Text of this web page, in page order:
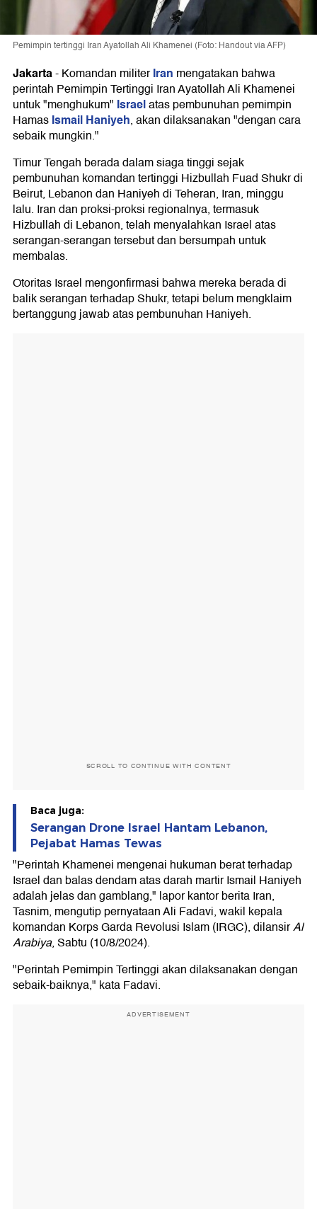
Pemimpin tertinggi Iran Ayatollah Ali Khamenei (Foto: Handout via AFP)
Jakarta-Komandan militerIran mengatakan bahwa
perintah Pemimpin Tertinggi Iran Ayatollah Ali Khamenei
untuk "menghukum" Israelatas pembunuhan pemimpin
HamasIsmail Haniyeh, akan dilaksanakan "dengan cara
sebaik mungkin."
Timur Tengah berada dalam siaga tinggi sejak
pembunuhan komandan tertinggi Hizbullah Fuad Shukr di
Beirut, Lebanon dan Haniyeh di Teheran, Iran, minggu
lalu. Iran dan proksi-proksi regionalnya, termasuk
Hizbullah di Lebanon, telah menyalahkan Israel atas
serangan-serangan tersebut dan bersumpah untuk
membalas.
Otoritas Israel mengonfirmasi bahwa mereka berada di
balik serangan terhadap Shukr, tetapi belum mengklaim
bertanggung jawab atas pembunuhan Haniyeh.
SCROLL TO CONTINUE WITH CONTENT
Baca juga:
Serangan Drone Israel Hantam Lebanon,
Pejabat Hamas Tewas
"Perintah Khamenei mengenai hukuman berat terhadap
Israel dan balas dendam atas darah martir Ismail Haniyeh
adalah jelas dan gamblang," lapor kantor berita Iran,
Tasnim, mengutip pernyataan Ali Fadavi, wakil kepala
komandan Korps Garda Revolusi Islam (IRGC), dilansirAl
Arabiya, Sabtu (10/8/2024).
"Perintah Pemimpin Tertinggi akan dilaksanakan dengan
sebaik-baiknya," kata Fadavi.
ADVERTISEMENT